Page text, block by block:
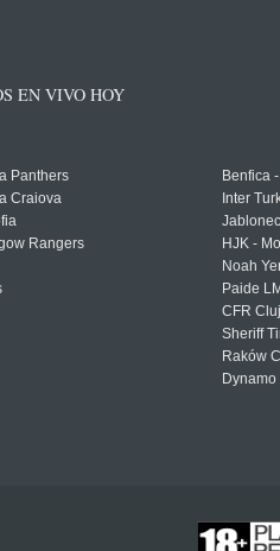
EN VIVO HOY
Panthers
Craiova
Rangers
Benfica
Inter
HJK -
Noah
Paide
CFR
Sheriff
Raków